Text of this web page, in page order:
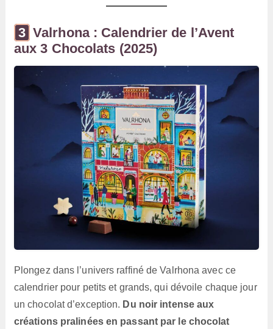
Valrhona : Calendrier de l’Avent
aux 3 Chocolats (2025)
Plongez dans l’univers raffiné de Valrhona avec ce
calendrier pour petits et grands, qui dévoile chaque jour
un chocolat d’exception. Du noir intense aux
créations pralinées en passant par le chocolat